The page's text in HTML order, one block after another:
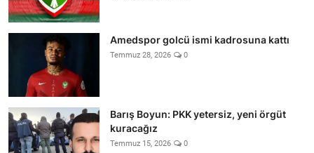
Amedspor golcü ismi kadrosuna kattı
Temmuz 28, 2026 0
Barış Boyun: PKK yetersiz, yeni örgüt
kuracağız
Temmuz 15, 2026 0